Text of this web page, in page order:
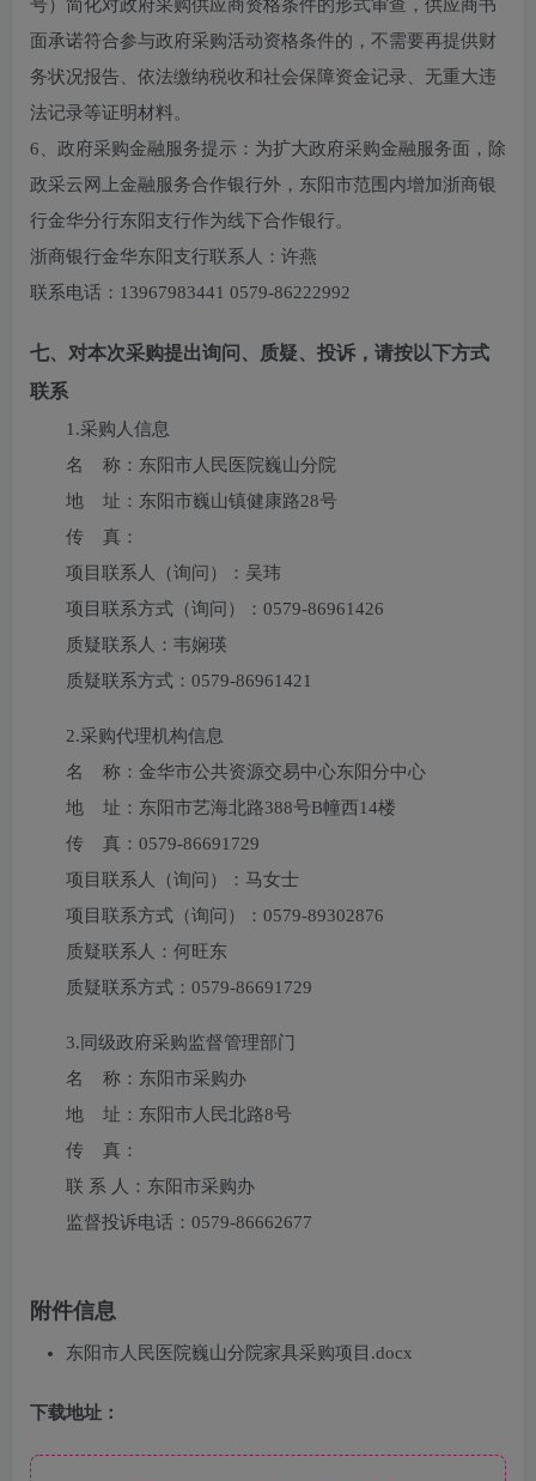
号）简化对政府采购供应商资格条件的形式审查，供应商书
面承诺符合参与政府采购活动资格条件的，不需要再提供财
务状况报告、依法缴纳税收和社会保障资金记录、无重大违
法记录等证明材料。
6、政府采购金融服务提示：为扩大政府采购金融服务面，除
政采云网上金融服务合作银行外，东阳市范围内增加浙商银
行金华分行东阳支行作为线下合作银行。
浙商银行金华东阳支行联系人：许燕
联系电话：13967983441 0579-86222992
七、对本次采购提出询问、质疑、投诉，请按以下方式
联系
1.采购人信息
名 称： 东阳市人民医院巍山分院
地 址： 东阳市巍山镇健康路28号
传 真：
项目联系人（询问）： 吴玮
项目联系方式（询问）： 0579-86961426
质疑联系人： 韦娴瑛
质疑联系方式： 0579-86961421
2.采购代理机构信息
名 称： 金华市公共资源交易中心东阳分中心
地 址： 东阳市艺海北路388号B幢西14楼
传 真： 0579-86691729
项目联系人（询问）： 马女士
项目联系方式（询问）： 0579-89302876
质疑联系人： 何旺东
质疑联系方式： 0579-86691729
3. 同级政府采购监督管理部门
名 称：东阳市采购办
地 址：东阳市人民北路8号
传 真：
联 系 人：东阳市采购办
监督投诉电话：0579-86662677
附件信息
东阳市人民医院巍山分院家具采购项目.docx
下载地址：